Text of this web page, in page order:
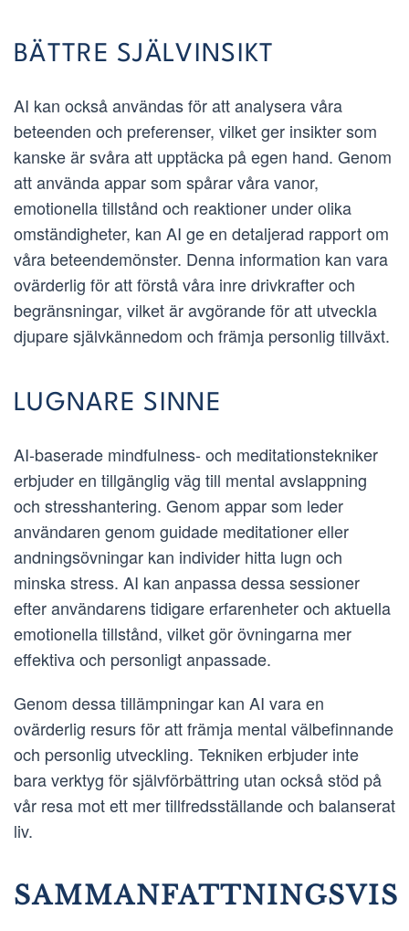
BÄTTRE SJÄLVINSIKT
AI kan också användas för att analysera våra
beteenden och preferenser, vilket ger insikter som
kanske är svåra att upptäcka på egen hand. Genom
att använda appar som spårar våra vanor,
emotionella tillstånd och reaktioner under olika
omständigheter, kan AI ge en detaljerad rapport om
våra beteendemönster. Denna information kan vara
ovärderlig för att förstå våra inre drivkrafter och
begränsningar, vilket är avgörande för att utveckla
djupare självkännedom och främja personlig tillväxt.
LUGNARE SINNE
AI-baserade mindfulness- och meditationstekniker
erbjuder en tillgänglig väg till mental avslappning
och stresshantering. Genom appar som leder
användaren genom guidade meditationer eller
andningsövningar kan individer hitta lugn och
minska stress. AI kan anpassa dessa sessioner
efter användarens tidigare erfarenheter och aktuella
emotionella tillstånd, vilket gör övningarna mer
effektiva och personligt anpassade.
Genom dessa tillämpningar kan AI vara en
ovärderlig resurs för att främja mental välbefinnande
och personlig utveckling. Tekniken erbjuder inte
bara verktyg för självförbättring utan också stöd på
vår resa mot ett mer tillfredsställande och balanserat
liv.
SAMMANFATTNINGSVIS